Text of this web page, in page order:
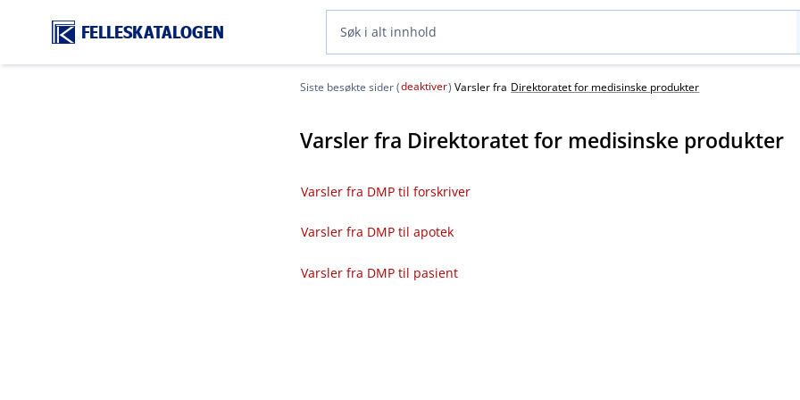
FELLESKATALOGEN
Siste besøkte sider (deaktiver) Varsler fra Direktoratet for medisinske produkter
Varsler fra Direktoratet for medisinske produkter
Varsler fra DMP til forskriver
Varsler fra DMP til apotek
Varsler fra DMP til pasient